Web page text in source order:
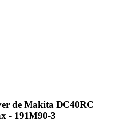
de Makita DC40RC
- 191M90-3